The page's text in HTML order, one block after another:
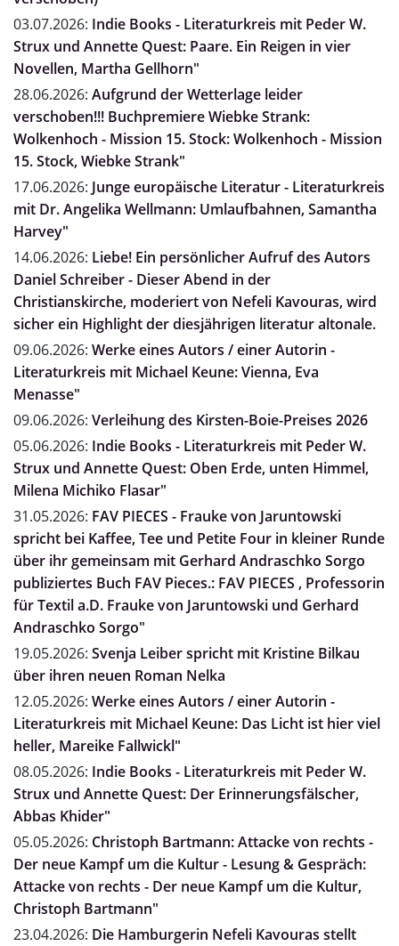
03.07.2026: Indie Books - Literaturkreis mit Peder W.
Strux und Annette Quest: Paare. Ein Reigen in vier
Novellen, Martha Gellhorn"
28.06.2026: Aufgrund der Wetterlage leider
verschoben!!! Buchpremiere Wiebke Strank:
Wolkenhoch - Mission 15. Stock: Wolkenhoch - Mission
15. Stock, Wiebke Strank"
17.06.2026: Junge europäische Literatur - Literaturkreis
mit Dr. Angelika Wellmann: Umlaufbahnen, Samantha
Harvey"
14.06.2026: Liebe! Ein persönlicher Aufruf des Autors
Daniel Schreiber - Dieser Abend in der
Christianskirche, moderiert von Nefeli Kavouras, wird
sicher ein Highlight der diesjährigen literatur altonale.
09.06.2026: Werke eines Autors / einer Autorin -
Literaturkreis mit Michael Keune: Vienna, Eva
Menasse"
09.06.2026: Verleihung des Kirsten-Boie-Preises 2026
05.06.2026: Indie Books - Literaturkreis mit Peder W.
Strux und Annette Quest: Oben Erde, unten Himmel,
Milena Michiko Flasar"
31.05.2026: FAV PIECES - Frauke von Jaruntowski
spricht bei Kaffee, Tee und Petite Four in kleiner Runde
über ihr gemeinsam mit Gerhard Andraschko Sorgo
publiziertes Buch FAV Pieces.: FAV PIECES , Professorin
für Textil a.D. Frauke von Jaruntowski und Gerhard
Andraschko Sorgo"
19.05.2026: Svenja Leiber spricht mit Kristine Bilkau
über ihren neuen Roman Nelka
12.05.2026: Werke eines Autors / einer Autorin -
Literaturkreis mit Michael Keune: Das Licht ist hier viel
heller, Mareike Fallwickl"
08.05.2026: Indie Books - Literaturkreis mit Peder W.
Strux und Annette Quest: Der Erinnerungsfälscher,
Abbas Khider"
05.05.2026: Christoph Bartmann: Attacke von rechts -
Der neue Kampf um die Kultur - Lesung & Gespräch:
Attacke von rechts - Der neue Kampf um die Kultur,
Christoph Bartmann"
23.04.2026: Die Hamburgerin Nefeli Kavouras stellt